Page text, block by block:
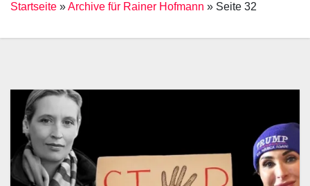
Startseite »Archive für Rainer Hofmann » Seite 32